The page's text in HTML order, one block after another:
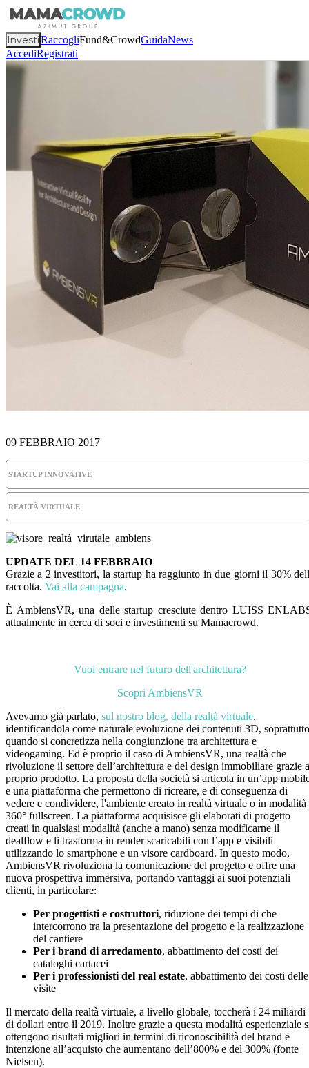
InvestiRaccogliFund&CrowdGuidaNews
AccediRegistrati
09 FEBBRAIO 2017
STARTUP INNOVATIVE
REALTÀ VIRTUALE
UPDATE DEL 14 FEBBRAIO
Grazie a 2 investitori, la startup ha raggiunto in due giorni il 30%
raccolta. Vai alla campagna.
È AmbiensVR, una delle startup cresciute dentro LUISS
attualmente in cerca di soci e investimenti su Mamacrowd.
Vuoi entrare nel futuro dell'architettura?
Scopri AmbiensVR
Avevamo già parlato, sul nostro blog, della realtà virtuale,
identificandola come naturale evoluzione dei contenuti 3D, soprattutto
quando si concretizza nella congiunzione tra architettura e
videogaming. Ed è proprio il caso di AmbiensVR, una realtà che
rivoluzione il settore dell’architettura e del design immobiliare grazie
proprio prodotto. La proposta della società si articola in un’app
e una piattaforma che permettono di ricreare, e di conseguenza di
vedere e condividere, l'ambiente creato in realtà virtuale o in modalità
360° fullscreen. La piattaforma acquisisce gli elaborati di progetto
creati in qualsiasi modalità (anche a mano) senza modificarne il
dealflow e li trasforma in render scaricabili con l’app e visibili
utilizzando lo smartphone e un visore cardboard. In questo modo,
AmbiensVR rivoluziona la comunicazione del progetto e offre una
nuova prospettiva immersiva, portando vantaggi ai suoi potenziali
clienti, in particolare:
Per progettisti e costruttori, riduzione dei tempi di che
intercorrono tra la presentazione del progetto e la realizzazione
del cantiere
Per i brand di arredamento, abbattimento dei costi dei
cataloghi cartacei
Per i professionisti del real estate, abbattimento dei costi delle
visite
Il mercato della realtà virtuale, a livello globale, toccherà i 24 miliardi
di dollari entro il 2019. Inoltre grazie a questa modalità esperienziale
ottengono risultati migliori in termini di riconoscibilità del brand e
intenzione all’acquisto che aumentano dell’800% e del 300% (fonte
Nielsen).